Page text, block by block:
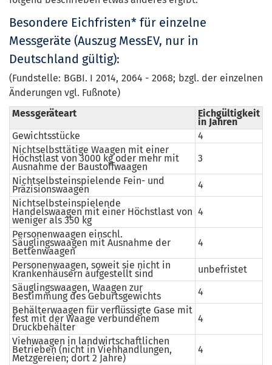
Besondere Eichfristen* für einzelne
Messgeräte (Auszug MessEV, nur in
Deutschland gültig):
(Fundstelle: BGBI. I 2014, 2064 - 2068; bzgl. der einzelnen
Änderungen vgl. Fußnote)
Messgeräteart
Eichgültigkeit
in Jahren
Gewichtsstücke
4
Nichtselbsttätige Waagen mit einer
Höchstlast von 3000 kg oder mehr mit
Ausnahme der Baustoffwaagen
3
Nichtselbsteinspielende Fein- und
Präzisionswaagen
4
Nichtselbsteinspielende
Handelswaagen mit einer Höchstlast von
weniger als 350 kg
4
Personenwaagen einschl.
Säuglingswaagen mit Ausnahme der
Bettenwaagen
4
Personenwaagen, soweit sie nicht in
Krankenhäusern aufgestellt sind
unbefristet
Säuglingswaagen, Waagen zur
Bestimmung des Geburtsgewichts
4
Behälterwaagen für verflüssigte Gase mit
fest mit der Waage verbundenem
Druckbehälter
4
Viehwaagen in landwirtschaftlichen
Betrieben (nicht in Viehhandlungen,
Metzgereien; dort 2 Jahre)
4